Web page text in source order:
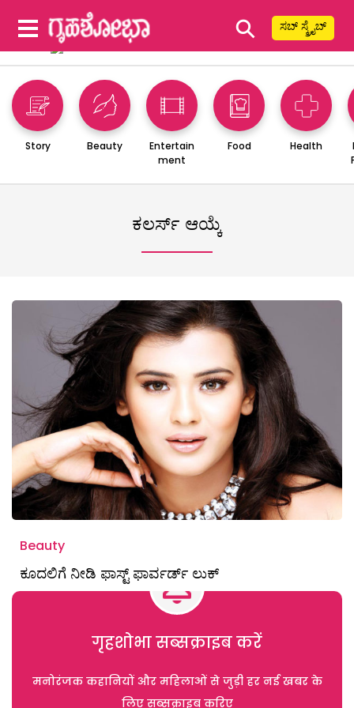
⚲ ಸಬ್ ಸ್ಕ್ರೈಬ್
Story Beauty
Entertain
ment
Food Health
ಕಲರ್ಸ್ ಆಯ್ಕೆ
Beauty
ಕೂದಲಿಗೆ ನೀಡಿ ಫಾಸ್ಟ್ ಫಾರ್ವರ್ಡ್ ಲುಕ್
गृहशोभा सब्सक्राइब करें
मनोरंजक कहानियों और महिलाओं से जुड़ी हर नई खबर के
लिए सब्सक्राइब करिए